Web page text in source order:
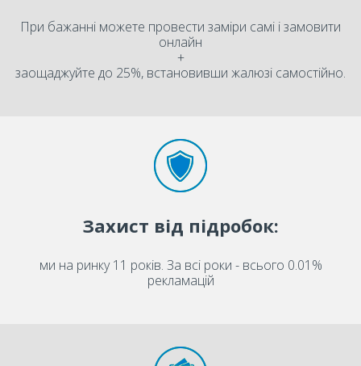
При бажанні можете провести заміри самі і замовити
онлайн
+
заощаджуйте до 25%, встановивши жалюзі самостійно.
Захист від підробок:
ми на ринку 11 років. За всі роки - всього 0.01%
рекламацій